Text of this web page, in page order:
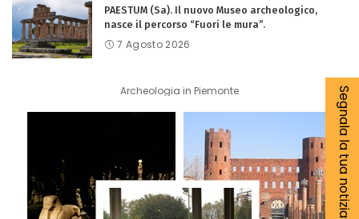
PAESTUM (Sa). Il nuovo Museo archeologico,
nasce il percorso “Fuori le mura”.
7 Agosto 2026
Archeologia in Piemonte Segnala la tua notizia